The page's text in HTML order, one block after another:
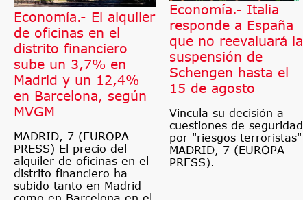
Economía.- El alquiler
de oficinas en el
distrito financiero
sube un 3,7% en
Madrid y un 12,4%
en Barcelona, según
MVGM
MADRID, 7 (EUROPA
PRESS) El precio del
alquiler de oficinas en el
distrito financiero ha
subido tanto en Madrid
Economía.- Italia
responde a España
que no reevaluará la
suspensión de
Schengen hasta el
15 de agosto
Vincula su decisión a
cuestiones de seguridad
por "riesgos terroristas"
MADRID, 7 (EUROPA
PRESS).